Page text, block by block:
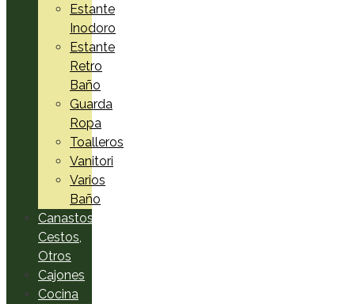
Estante
Inodoro
Estante
Retro
Baño
Guarda
Ropa
Toalleros
Vanitori
Varios
Baño
Canastos,
Cestos,
Otros
Cajones
Cocina